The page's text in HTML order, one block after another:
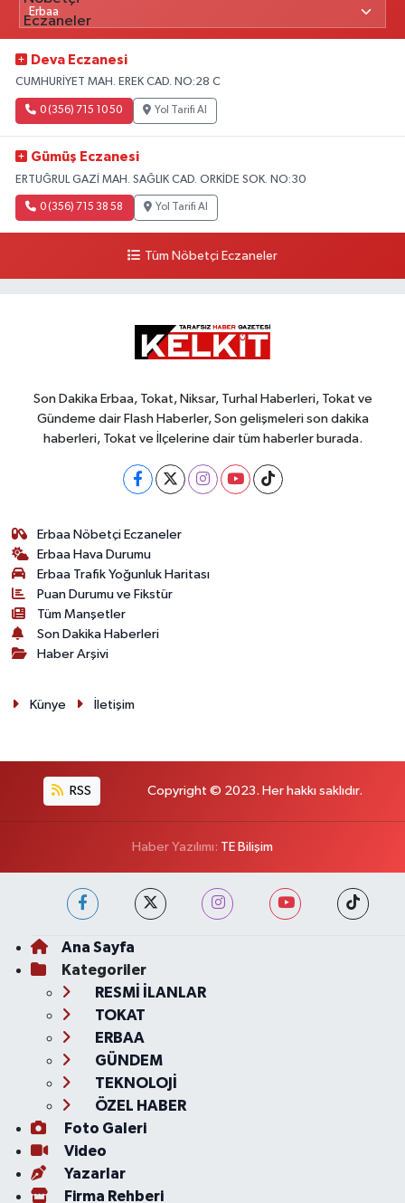
Deva Eczanesi
CUMHURİYET MAH. EREK CAD. NO:28 C
0 (356) 715 10 50 Yol Tarifi Al
Gümüş Eczanesi
ERTUĞRUL GAZİ MAH. SAĞLIK CAD. ORKİDE SOK. NO:30
0 (356) 715 38 58 Yol Tarifi Al
Tüm Nöbetçi Eczaneler
Son Dakika Erbaa, Tokat, Niksar, Turhal Haberleri, Tokat ve
Gündeme dair Flash Haberler, Son gelişmeleri son dakika
haberleri, Tokat ve İlçelerine dair tüm haberler burada.
Erbaa Nöbetçi Eczaneler
Erbaa Hava Durumu
Erbaa Trafik Yoğunluk Haritası
Puan Durumu ve Fikstür
Tüm Manşetler
Son Dakika Haberleri
Haber Arşivi
Künye İletişim
RSS Copyright © 2023. Her hakkı saklıdır.
Haber Yazılımı: TE Bilişim
Ana Sayfa
Kategoriler
RESMİ İLANLAR
TOKAT
ERBAA
GÜNDEM
TEKNOLOJİ
ÖZEL HABER
Foto Galeri
Video
Yazarlar
Firma Rehberi